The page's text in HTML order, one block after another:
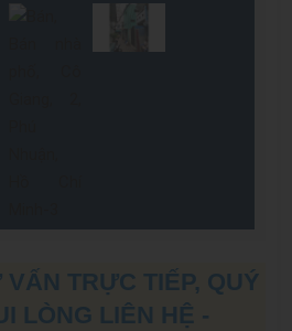
TRỰC TIẾP, QUÝ
LÒNG LIÊN HỆ -